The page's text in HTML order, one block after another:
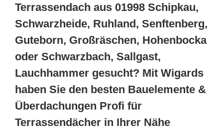
Terrassendach aus 01998 Schipkau,
Schwarzheide, Ruhland, Senftenberg,
Guteborn, Großräschen, Hohenbocka
oder Schwarzbach, Sallgast,
Lauchhammer gesucht? Mit Wigards
haben Sie den besten Bauelemente &
Überdachungen Profi für
Terrassendächer in Ihrer Nähe